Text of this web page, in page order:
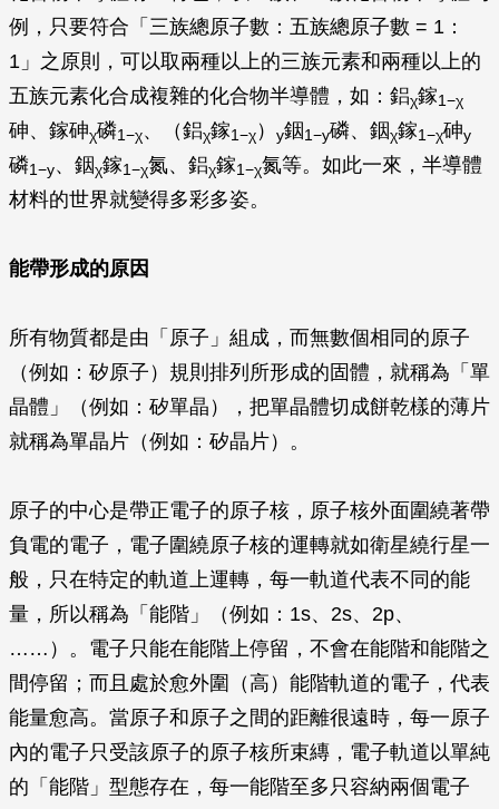
例，只要符合「三族總原子數：五族總原子數 = 1：
1」之原則，可以取兩種以上的三族元素和兩種以上的
五族元素化合成複雜的化合物半導體，如：鋁χ鎵1−χ
砷、鎵砷χ磷1−χ、（鋁χ鎵1−χ ） y銦 1−y磷、銦χ鎵1−χ砷y
磷1−y、銦χ鎵1−χ氮、鋁χ鎵1−χ氮等。如此一來，半導體
材料的世界就變得多彩多姿。
能帶形成的原因
所有物質都是由「原子」組成，而無數個相同的原子
（例如：矽原子）規則排列所形成的固體，就稱為「單
晶體」（例如：矽單晶），把單晶體切成餅乾樣的薄片
就稱為單晶片（例如：矽晶片）。
原子的中心是帶正電子的原子核，原子核外面圍繞著帶
負電的電子，電子圍繞原子核的運轉就如衛星繞行星一
般，只在特定的軌道上運轉，每一軌道代表不同的能
量，所以稱為「能階」（例如：1s、2s、2p、
……）。電子只能在能階上停留，不會在能階和能階之
間停留；而且處於愈外圍（高）能階軌道的電子，代表
能量愈高。當原子和原子之間的距離很遠時，每一原子
內的電子只受該原子的原子核所束縳，電子軌道以單純
的「能階」型態存在，每一能階至多只容納兩個電子